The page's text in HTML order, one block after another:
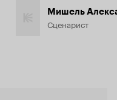
Мишель
Сценарист